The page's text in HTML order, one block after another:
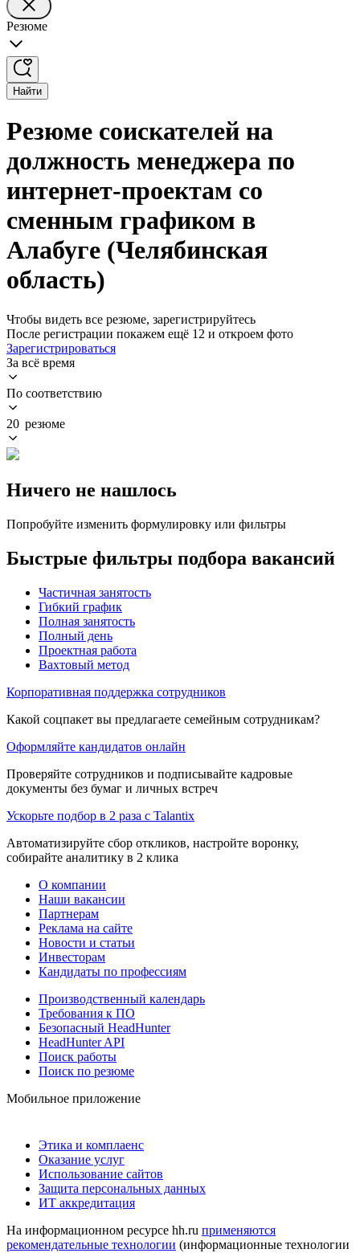
Резюме
Найти
Резюме соискателей на
должность менеджера по
интернет-проектам со
сменным графиком в
Алабуге (Челябинская
область)
Чтобы видеть все резюме, зарегистрируйтесь
После регистрации покажем ещё 12 и откроем фото
Зарегистрироваться
За всё время
По соответствию
20 резюме
Ничего не нашлось
Попробуйте изменить формулировку или фильтры
Быстрые фильтры подбора вакансий
Частичная занятость
Гибкий график
Полная занятость
Полный день
Проектная работа
Вахтовый метод
Корпоративная поддержка сотрудников
Какой соцпакет вы предлагаете семейным сотрудникам?
Оформляйте кандидатов онлайн
Проверяйте сотрудников и подписывайте кадровые
документы без бумаг и личных встреч
Ускорьте подбор в 2 раза с Talantix
Автоматизируйте сбор откликов, настройте воронку,
собирайте аналитику в 2 клика
О компании
Наши вакансии
Партнерам
Реклама на сайте
Новости и статьи
Инвесторам
Кандидаты по профессиям
Производственный календарь
Требования к ПО
Безопасный HeadHunter
HeadHunter API
Поиск работы
Поиск по резюме
Мобильное приложение
Этика и комплаенс
Оказание услуг
Использование сайтов
Защита персональных данных
ИТ аккредитация
На информационном ресурсе hh.ru применяются
рекомендательные технологии (информационные технологии